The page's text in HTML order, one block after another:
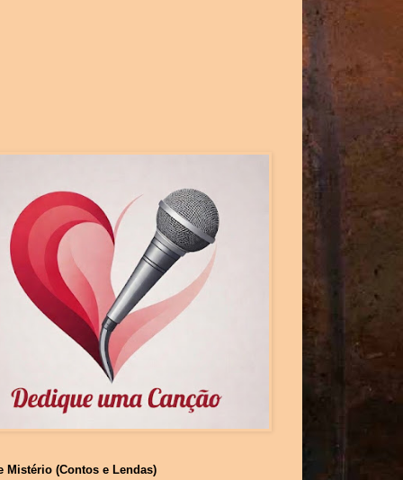
Mistério (Contos e Lendas)